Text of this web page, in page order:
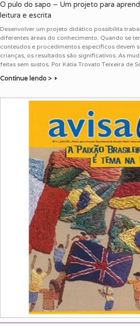
O pulo do sapo – Um projeto para
leitura e escrita
Desenvolver um projeto didático possibilita
diferentes áreas do conhecimento. Quando se
conteúdos e procedimentos específicos devem
crianças, os resultados são significativos. As
feitas sem sustos. Por Kátia Trovato Teixeira de
Continue lendo >